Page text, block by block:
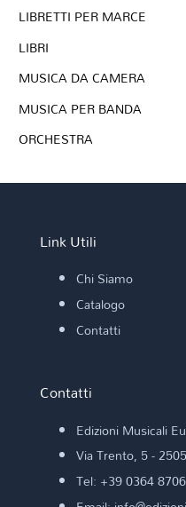
LIBRETTI PER MARCE
LIBRI
MUSICA DA CAMERA
MUSICA PER BANDA
ORCHESTRA
Link Utili
Chi Siamo
Catalogo
Contatti
Contatti
Edizioni Musicali
Via Trento, 5 -
Tel: +39 0364